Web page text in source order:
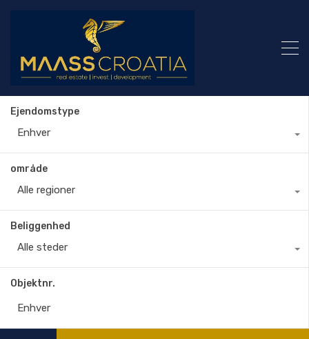
Ejendomstype
Enhver
område
Alle regioner
Beliggenhed
Alle steder
Objektnr.